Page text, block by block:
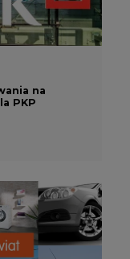
na
PKP